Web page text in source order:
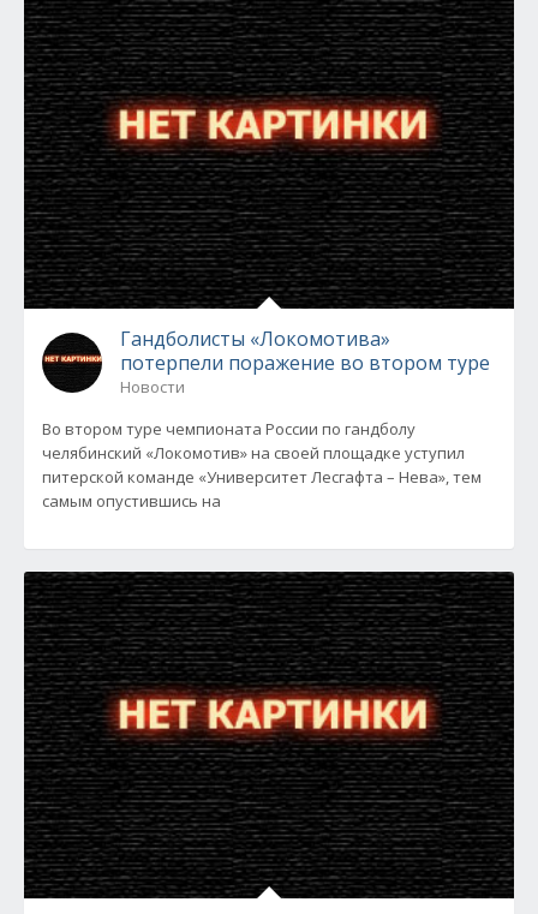
Гандболисты «Локомотива»
потерпели поражение во втором туре
Новости
Во втором туре чемпионата России по гандболу
челябинский «Локомотив» на своей площадке уступил
питерской команде «Университет Лесгафта – Нева», тем
самым опустившись на